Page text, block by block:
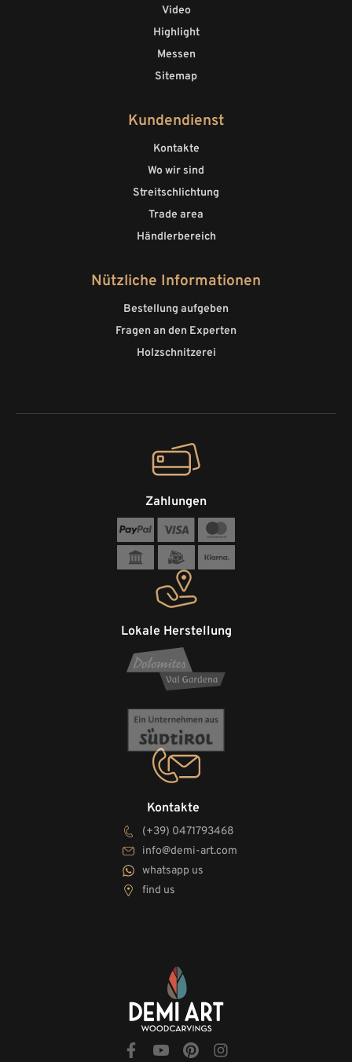
Video
Highlight
Messen
Sitemap
Kundendienst
Kontakte
Wo wir sind
Streitschlichtung
Trade area
Händlerbereich
Nützliche Informationen
Bestellung aufgeben
Fragen an den Experten
Holzschnitzerei
Kontakte
(+39) 0471793468
info@demi-art.com
whatsapp us
find us
Lokale Herstellung
Zahlungen